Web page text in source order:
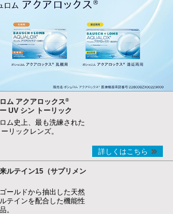
ム アクアロックス®
UV シン トーリック
ム史上、最も洗練された
リックレンズ。
詳しくはこちら
ルテイン15（サプリメン
ールドから抽出した天然
テインを配合した機能性
。